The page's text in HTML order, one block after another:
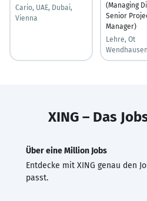
Cario, UAE, Dubai,
Vienna
(Managing
Senior
Manager)
Lehre, Ot
Wendhausen
XING – Das
Über eine Million Jobs
Entdecke mit XING genau den
passt.